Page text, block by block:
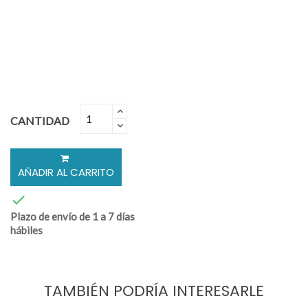
CANTIDAD
AÑADIR AL CARRITO

Plazo de envío de 1 a 7 días
hábiles
TAMBIÉN PODRÍA INTERESARLE